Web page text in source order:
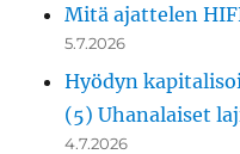
Mitä ajattelen
5.7.2026
Hyödyn
(5) Uhanalaiset
4.7.2026